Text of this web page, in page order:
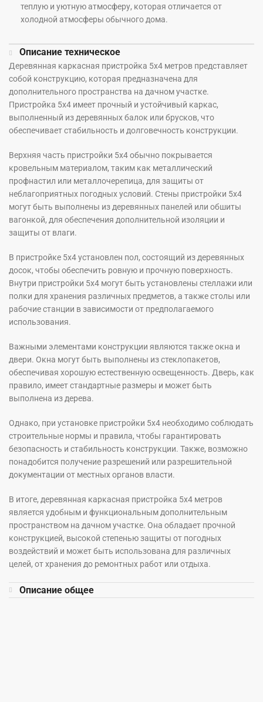
теплую и уютную атмосферу, которая отличается от
холодной атмосферы обычного дома.
Описание техническое
Деревянная каркасная пристройка 5х4 метров представляет
собой конструкцию, которая предназначена для
дополнительного пространства на дачном участке.
Пристройка 5х4 имеет прочный и устойчивый каркас,
выполненный из деревянных балок или брусков, что
обеспечивает стабильность и долговечность конструкции.
Верхняя часть пристройки 5х4 обычно покрывается
кровельным материалом, таким как металлический
профнастил или металлочерепица, для защиты от
неблагоприятных погодных условий. Стены пристройки 5х4
могут быть выполнены из деревянных панелей или обшиты
вагонкой, для обеспечения дополнительной изоляции и
защиты от влаги.
В пристройке 5х4 установлен пол, состоящий из деревянных
досок, чтобы обеспечить ровную и прочную поверхность.
Внутри пристройки 5х4 могут быть установлены стеллажи или
полки для хранения различных предметов, а также столы или
рабочие станции в зависимости от предполагаемого
использования.
Важными элементами конструкции являются также окна и
двери. Окна могут быть выполнены из стеклопакетов,
обеспечивая хорошую естественную освещенность. Дверь, как
правило, имеет стандартные размеры и может быть
выполнена из дерева.
Однако, при установке пристройки 5х4 необходимо соблюдать
строительные нормы и правила, чтобы гарантировать
безопасность и стабильность конструкции. Также, возможно
понадобится получение разрешений или разрешительной
документации от местных органов власти.
В итоге, деревянная каркасная пристройка 5х4 метров
является удобным и функциональным дополнительным
пространством на дачном участке. Она обладает прочной
конструкцией, высокой степенью защиты от погодных
воздействий и может быть использована для различных
целей, от хранения до ремонтных работ или отдыха.
Описание общее